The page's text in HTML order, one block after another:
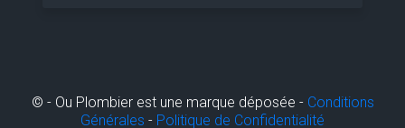
© - Ou Plombier est une marque déposée - Conditions
Générales - Politique de Confidentialité